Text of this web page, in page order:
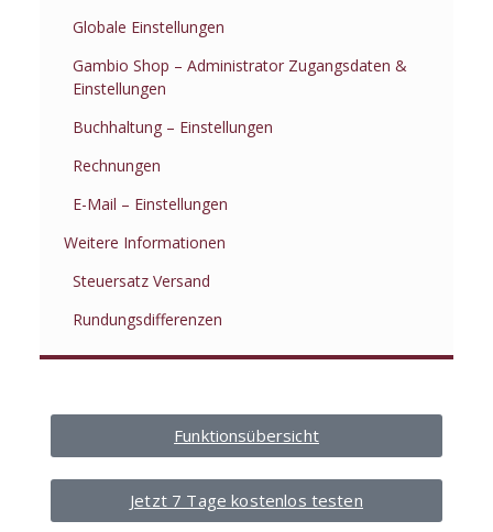
Globale Einstellungen
Gambio Shop – Administrator Zugangsdaten &
Einstellungen
Buchhaltung – Einstellungen
Rechnungen
E-Mail – Einstellungen
Weitere Informationen
Steuersatz Versand
Rundungsdifferenzen
Funktionsübersicht
Jetzt 7 Tage kostenlos testen